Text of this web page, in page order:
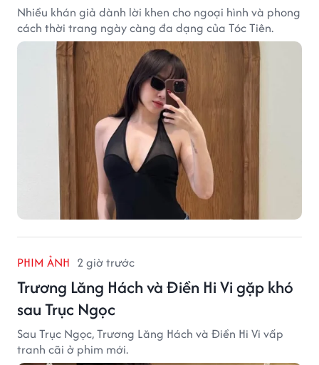
Nhiều khán giả dành lời khen cho ngoại hình và phong
cách thời trang ngày càng đa dạng của Tóc Tiên.
PHIM ẢNH 2 giờ trước
Trương Lăng Hách và Điền Hi Vi gặp khó
sau Trục Ngọc
Sau Trục Ngọc, Trương Lăng Hách và Điền Hi Vi vấp
tranh cãi ở phim mới.